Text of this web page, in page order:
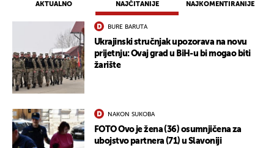
AKTUALNO NAJČITANIJE NAJKOMENTIRANIJE
BURE BARUTA
Ukrajinski stručnjak upozorava na novu
prijetnju: Ovaj grad u BiH-u bi mogao biti
žarište
NAKON SUKOBA
FOTO Ovo je žena (36) osumnjičena za
ubojstvo partnera (71) u Slavoniji